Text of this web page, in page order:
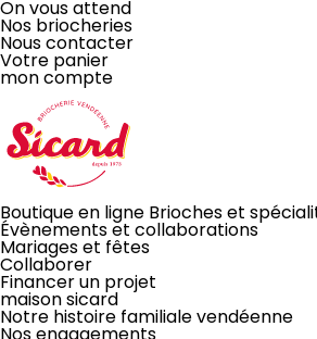
On vous attend
Nos briocheries
Nous contacter
Votre panier
mon compte
Boutique en ligne Brioches et
Évènementset collaborations
Mariages et fêtes
Collaborer
Financer un projet
maison sicard
Notre histoire familiale vendéenne
Nos engagements